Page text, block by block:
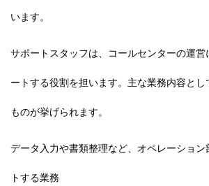
います。
サポートスタッフは、コールセンターの運
ートする役割を担います。主な業務内容と
ものが挙げられます。
データ入力や書類整理など、オペレーショ
トする業務